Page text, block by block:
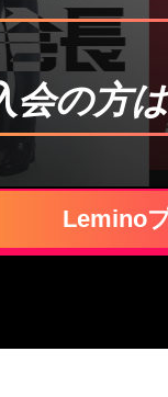
会の方は
Lemino